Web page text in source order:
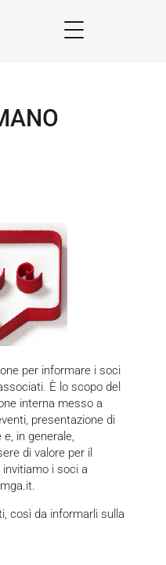
per informare i soci
È lo scopo del
interna messo a
presentazione di
in generale,
di valore per il
i soci a
.
così da informarli sulla